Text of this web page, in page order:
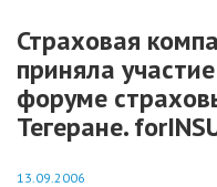
Страховая
приняла
форуме
Тегеране.
13.09.2006